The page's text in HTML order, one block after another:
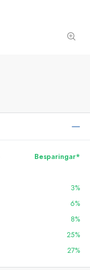
Besparingar*
3%
6%
8%
25%
27%